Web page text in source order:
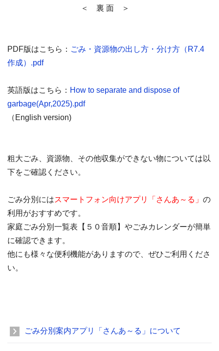
＜ 裏 面 ＞
PDF版はこちら： ごみ・資源物の出し方・分け方（R7.4
作成）.pdf
英語版はこちら： How to separate and dispose of
garbage(Apr,2025).pdf
（English version)
粗大ごみ、資源物、その他収集ができない物については以
下をご確認ください。
ごみ分別にはスマートフォン向けアプリ「さんあ～る」 の
利用がおすすめです。
家庭ごみ分別一覧表【５０音順】やごみカレンダーが簡単
に確認できます。
他にも様々な便利機能がありますので、ぜひご利用くださ
い。
ごみ分別案内アプリ「さんあ～る」について